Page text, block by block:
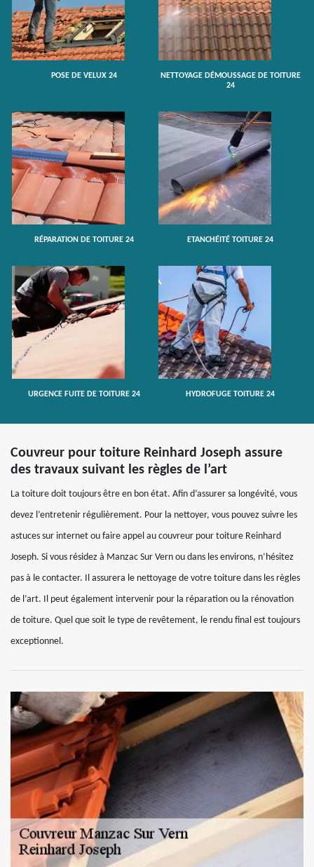
POSE DE VELUX 24
NETTOYAGE DÉMOUSSAGE DE TOITURE
24
RÉPARATION DE TOITURE 24 ETANCHÉITÉ TOITURE 24
URGENCE FUITE DE TOITURE 24 HYDROFUGE TOITURE 24
Couvreur pour toiture Reinhard Joseph assure
des travaux suivant les règles de l’art
La toiture doit toujours être en bon état. Afin d’assurer sa longévité, vous
devez l’entretenir régulièrement. Pour la nettoyer, vous pouvez suivre les
astuces sur internet ou faire appel au couvreur pour toiture Reinhard
Joseph. Si vous résidez à Manzac Sur Vern ou dans les environs, n’hésitez
pas à le contacter. Il assurera le nettoyage de votre toiture dans les règles
de l’art. Il peut également intervenir pour la réparation ou la rénovation
de toiture. Quel que soit le type de revêtement, le rendu final est toujours
exceptionnel.